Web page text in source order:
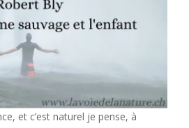
et c’est naturel je pense, à